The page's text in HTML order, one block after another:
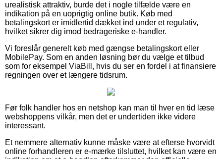
urealistisk attraktiv, burde det i nogle tilfælde være en
indikation på en uoprigtig online butik. Køb med
betalingskort er imidlertid dækket ind under et regulativ,
hvilket sikrer dig imod bedrageriske e-handler.
Vi foreslår generelt køb med gængse betalingskort eller
MobilePay. Som en anden løsning bør du vælge et tilbud
som for eksempel ViaBill, hvis du ser en fordel i at finansiere
regningen over et længere tidsrum.
Før folk handler hos en netshop kan man til hver en tid læse
webshoppens vilkår, men det er undertiden ikke videre
interessant.
Et nemmere alternativ kunne måske være at efterse hvorvidt
online forhandleren er e-mærke tilsluttet, hvilket kan være en